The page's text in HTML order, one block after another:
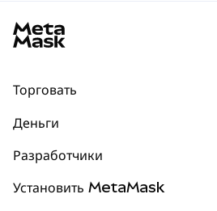
Торговать
Прогнозы
Перпы НОВИНКА
Деньги
mUSD
Разработчики
Установить MetaMask